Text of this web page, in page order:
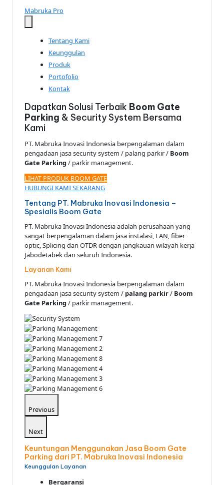
Mabruka Pro
Tentang Kami
Keunggulan
Produk
Portofolio
Kontak
Dapatkan Solusi Terbaik Boom Gate
Parking & Security System Bersama
Kami
PT. Mabruka Inovasi Indonesia berpengalaman dalam
pengadaan jasa security system / palang parkir / Boom
Gate Parking/ parkir management.
LIHAT PRODUK BOOM GATE
HUBUNGI KAMI SEKARANG
Tentang PT. Mabruka Inovasi Indonesia –
Spesialis Boom Gate
PT. Mabruka Inovasi Indonesia adalah perusahaan yang
sangat berpengalaman dalam jasa instalasi, LAN, fiber
optic, Splicing dan OTDR dengan jangkauan wilayah kerja
Jabodetabek dan seluruh Indonesia.
Layanan Kami
PT. Mabruka Inovasi Indonesia berpengalaman dalam
pengadaan jasa security system / palang parkir/ Boom
Gate Parking/ parkir management.
Previous
Next
Keuntungan Menggunakan Jasa Boom Gate
Parking dari PT. Mabruka Inovasi Indonesia
Keunggulan Layanan
Bergaransi